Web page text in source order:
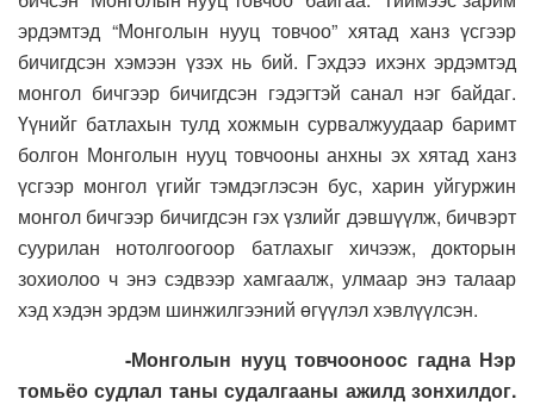
эрдэмтэд “Монголын нууц товчоо” хятад ханз үсгээр
бичигдсэн хэмээн үзэх нь бий. Гэхдээ ихэнх эрдэмтэд
монгол бичгээр бичигдсэн гэдэгтэй санал нэг байдаг.
Үүнийг батлахын тулд хожмын сурвалжуудаар баримт
болгон Монголын нууц товчооны анхны эх хятад ханз
үсгээр монгол үгийг тэмдэглэсэн бус, харин уйгуржин
монгол бичгээр бичигдсэн гэх үзлийг дэвшүүлж, бичвэрт
суурилан нотолгоогоор батлахыг хичээж, докторын
зохиолоо ч энэ сэдвээр хамгаалж, улмаар энэ талаар
хэд хэдэн эрдэм шинжилгээний өгүүлэл хэвлүүлсэн.
-Монголын нууц товчооноос гадна Нэр
томьёо судлал таны судалгааны ажилд зонхилдог.